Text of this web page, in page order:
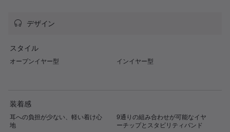
デザイン
スタイル
オープンイヤー型
装着感
耳への負担が少ない、軽い着け心
地
インイヤー型
9通りの組み合わせが可能なイヤ
ーチップとスタビリティバンド